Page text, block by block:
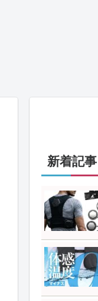
新着記事